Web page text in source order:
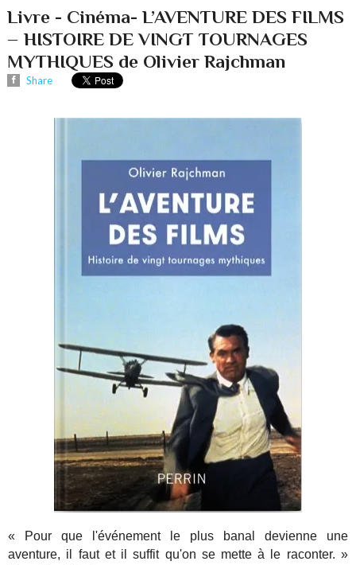
Livre - Cinéma- L’AVENTURE DES FILMS
– HISTOIRE DE VINGT TOURNAGES
MYTHIQUES de Olivier Rajchman
Share
« Pour que l'événement le plus banal devienne une
aventure, il faut et il suffit qu'on se mette à le raconter. »